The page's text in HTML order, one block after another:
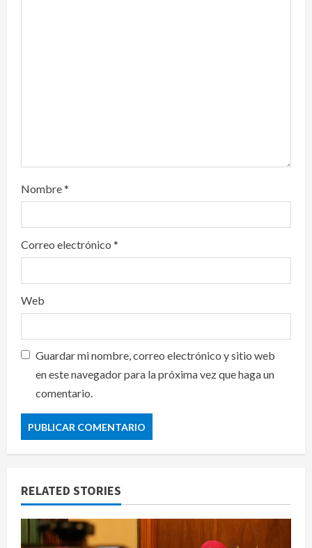
Nombre*
Correo electrónico *
Web
Guardar mi nombre, correo electrónico y sitio web
en este navegador para la próxima vez que haga un
comentario.
RELATED STORIES